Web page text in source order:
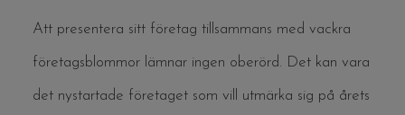
Att presentera sitt företag tillsammans med vackra
företagsblommor lämnar ingen oberörd. Det kan vara
det nystartade företaget som vill utmärka sig på årets